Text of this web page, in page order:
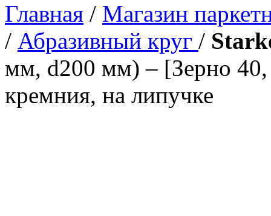
Главная / Магазин
/ Абразивный круг /
мм, d200 мм) – [Зерно
кремния, на липучке